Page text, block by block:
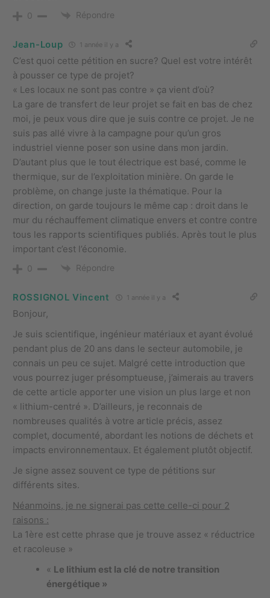
0 Répondre
Jean-Loup 1 année il y a
C’est quoi cette pétition en sucre? Quel est votre intérêt
à pousser ce type de projet?
« Les locaux ne sont pas contre » ça vient d’où?
La gare de transfert de leur projet se fait en bas de chez
moi, je peux vous dire que je suis contre ce projet. Je ne
suis pas allé vivre à la campagne pour qu’un gros
industriel vienne poser son usine dans mon jardin.
D’autant plus que le tout électrique est basé, comme le
thermique, sur de l’exploitation minière. On garde le
problème, on change juste la thématique. Pour la
direction, on garde toujours le même cap : droit dans le
mur du réchauffement climatique envers et contre contre
tous les rapports scientifiques publiés. Après tout le plus
important c’est l’économie.
0 Répondre
ROSSIGNOL Vincent 1 année il y a
Bonjour,
Je suis scientifique, ingénieur matériaux et ayant évolué
pendant plus de 20 ans dans le secteur automobile, je
connais un peu ce sujet. Malgré cette introduction que
vous pourrez juger présomptueuse, j’aimerais au travers
de cette article apporter une vision un plus large et non
« lithium-centré ». D’ailleurs, je reconnais de
nombreuses qualités à votre article précis, assez
complet, documenté, abordant les notions de déchets et
impacts environnementaux. Et également plutôt objectif.
Je signe assez souvent ce type de pétitions sur
différents sites.
Néanmoins, je ne signerai pas cette celle-ci pour 2
raisons :
La 1ère est cette phrase que je trouve assez « réductrice
et racoleuse »
« Le lithium est la clé de notre transition
énergétique »